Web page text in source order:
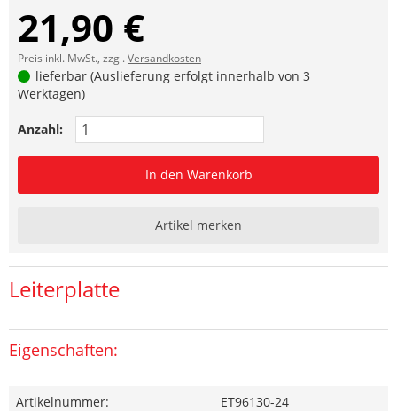
21,90 €
Preis inkl. MwSt., zzgl.Versandkosten
lieferbar (Auslieferung erfolgt innerhalb von 3
Werktagen)
Anzahl:
In den Warenkorb
Artikel merken
Leiterplatte
Eigenschaften:
Artikelnummer:
ET96130-24